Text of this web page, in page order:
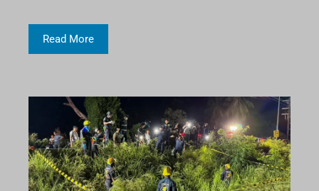
Read More